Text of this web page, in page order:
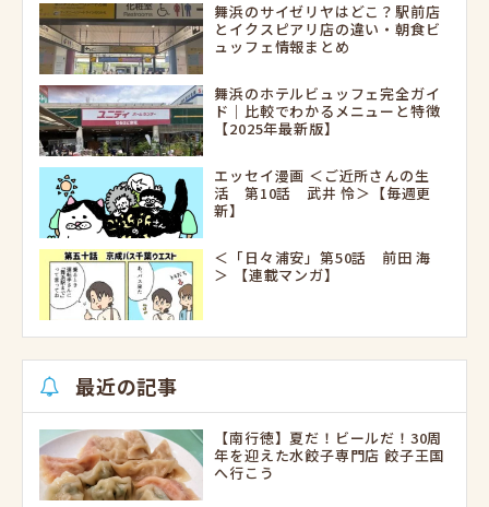
舞浜のサイゼリヤはどこ？駅前店
とイクスピアリ店の違い・朝食ビ
ュッフェ情報まとめ
舞浜のホテルビュッフェ完全ガイ
ド｜比較でわかるメニューと特徴
【2025年最新版】
エッセイ漫画 ＜ご近所さんの生
活 第10話 武井 怜＞【毎週更
新】
＜「日々浦安」第50話 前田 海
＞ 【連載マンガ】
最近の記事
【南行徳】夏だ！ビールだ！30周
年を迎えた水餃子専門店 餃子王国
へ行こう